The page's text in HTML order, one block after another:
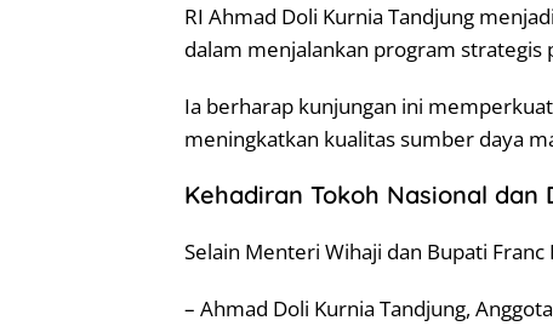
RI Ahmad Doli Kurnia Tandjung
dalam menjalankan program strategis
Ia berharap kunjungan ini
meningkatkan kualitas sumber daya
Kehadiran Tokoh Nasional dan
Selain Menteri Wihaji dan Bupati
– Ahmad Doli Kurnia Tandjung,